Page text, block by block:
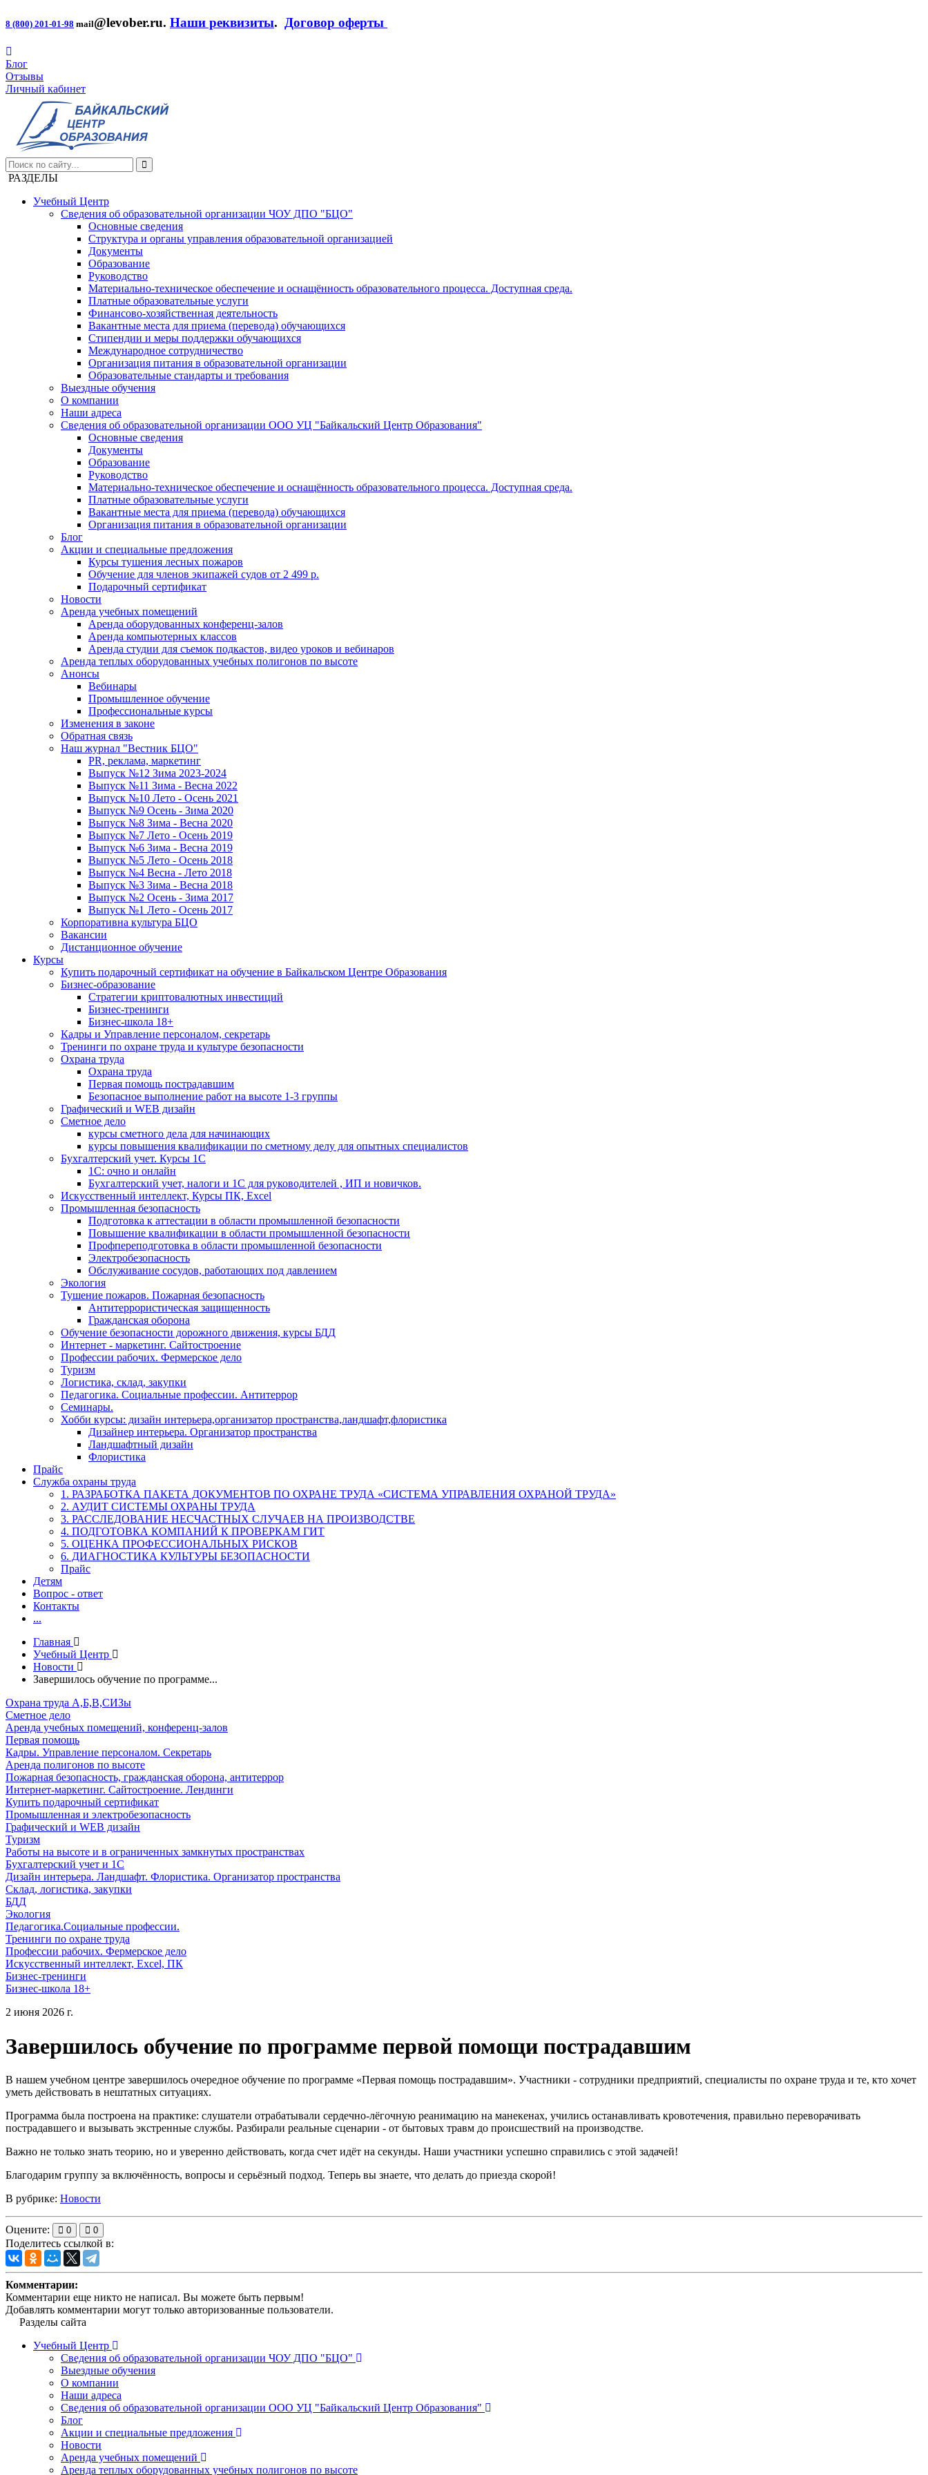
8 (800) 201-01-98 mail@levober.ru. Наши реквизиты. Договор оферты
Блог
Отзывы
Личный кабинет
РАЗДЕЛЫ
Учебный Центр
Сведения об образовательной организации ЧОУ ДПО "БЦО"
Основные сведения
Структура и органы управления образовательной организацией
Документы
Образование
Руководство
Материально-техническое обеспечение и оснащённость образовательного процесса. Доступная среда.
Платные образовательные услуги
Финансово-хозяйственная деятельность
Вакантные места для приема (перевода) обучающихся
Стипендии и меры поддержки обучающихся
Международное сотрудничество
Организация питания в образовательной организации
Образовательные стандарты и требования
Выездные обучения
О компании
Наши адреса
Сведения об образовательной организации ООО УЦ "Байкальский Центр Образования"
Основные сведения
Документы
Образование
Руководство
Материально-техническое обеспечение и оснащённость образовательного процесса. Доступная среда.
Платные образовательные услуги
Вакантные места для приема (перевода) обучающихся
Организация питания в образовательной организации
Блог
Акции и специальные предложения
Курсы тушения лесных пожаров
Обучение для членов экипажей судов от 2 499 р.
Подарочный сертификат
Новости
Аренда учебных помещений
Аренда оборудованных конференц-залов
Аренда компьютерных классов
Аренда студии для съемок подкастов, видео уроков и вебинаров
Аренда теплых оборудованных учебных полигонов по высоте
Анонсы
Вебинары
Промышленное обучение
Профессиональные курсы
Изменения в законе
Обратная связь
Наш журнал "Вестник БЦО"
PR, реклама, маркетинг
Выпуск №12 Зима 2023-2024
Выпуск №11 Зима - Весна 2022
Выпуск №10 Лето - Осень 2021
Выпуск №9 Осень - Зима 2020
Выпуск №8 Зима - Весна 2020
Выпуск №7 Лето - Осень 2019
Выпуск №6 Зима - Весна 2019
Выпуск №5 Лето - Осень 2018
Выпуск №4 Весна - Лето 2018
Выпуск №3 Зима - Весна 2018
Выпуск №2 Осень - Зима 2017
Выпуск №1 Лето - Осень 2017
Корпоративна культура БЦО
Вакансии
Дистанционное обучение
Курсы
Купить подарочный сертификат на обучение в Байкальском Центре Образования
Бизнес-образование
Стратегии криптовалютных инвестиций
Бизнес-тренинги
Бизнес-школа 18+
Кадры и Управление персоналом, секретарь
Тренинги по охране труда и культуре безопасности
Охрана труда
Охрана труда
Первая помощь пострадавшим
Безопасное выполнение работ на высоте 1-3 группы
Графический и WEB дизайн
Сметное дело
курсы сметного дела для начинающих
курсы повышения квалификации по сметному делу для опытных специалистов
Бухгалтерский учет. Курсы 1С
1С: очно и онлайн
Бухгалтерский учет, налоги и 1С для руководителей , ИП и новичков.
Искусственный интеллект, Курсы ПК, Excel
Промышленная безопасность
Подготовка к аттестации в области промышленной безопасности
Повышение квалификации в области промышленной безопасности
Профпереподготовка в области промышленной безопасности
Электробезопасность
Обслуживание сосудов, работающих под давлением
Экология
Тушение пожаров. Пожарная безопасность
Антитеррористическая защищенность
Гражданская оборона
Обучение безопасности дорожного движения, курсы БДД
Интернет - маркетинг. Сайтостроение
Профессии рабочих. Фермерское дело
Туризм
Логистика, склад, закупки
Педагогика. Социальные профессии. Антитеррор
Семинары.
Хобби курсы: дизайн интерьера,организатор пространства,ландшафт,флористика
Дизайнер интерьера. Организатор пространства
Ландшафтный дизайн
Флористика
Прайс
Служба охраны труда
1. РАЗРАБОТКА ПАКЕТА ДОКУМЕНТОВ ПО ОХРАНЕ ТРУДА «СИСТЕМА УПРАВЛЕНИЯ ОХРАНОЙ ТРУДА»
2. АУДИТ СИСТЕМЫ ОХРАНЫ ТРУДА
3. РАССЛЕДОВАНИЕ НЕСЧАСТНЫХ СЛУЧАЕВ НА ПРОИЗВОДСТВЕ
4. ПОДГОТОВКА КОМПАНИЙ К ПРОВЕРКАМ ГИТ
5. ОЦЕНКА ПРОФЕССИОНАЛЬНЫХ РИСКОВ
6. ДИАГНОСТИКА КУЛЬТУРЫ БЕЗОПАСНОСТИ
Прайс
Детям
Вопрос - ответ
Контакты
...
Главная
Учебный Центр
Новости
Завершилось обучение по программе...
Охрана труда А,Б,В,СИЗы
Сметное дело
Аренда учебных помещений, конференц-залов
Первая помощь
Кадры. Управление персоналом. Секретарь
Аренда полигонов по высоте
Пожарная безопасность, гражданская оборона, антитеррор
Интернет-маркетинг. Сайтостроение. Лендинги
Купить подарочный сертификат
Промышленная и электробезопасность
Графический и WEB дизайн
Туризм
Работы на высоте и в ограниченных замкнутых пространствах
Бухгалтерский учет и 1С
Дизайн интерьера. Ландшафт. Флористика. Организатор пространства
Склад, логистика, закупки
БДД
Экология
Педагогика.Социальные профессии.
Тренинги по охране труда
Профессии рабочих. Фермерское дело
Искусственный интеллект, Excel, ПК
Бизнес-тренинги
Бизнес-школа 18+
2 июня 2026 г.
Завершилось обучение по программе первой помощи пострадавшим
В нашем учебном центре завершилось очередное обучение по программе «Первая помощь пострадавшим». Участники - сотрудники предприятий, специалисты по охране труда и те, кто хочет
уметь действовать в нештатных ситуациях.
Программа была построена на практике: слушатели отрабатывали сердечно-лёгочную реанимацию на манекенах, учились останавливать кровотечения, правильно переворачивать
пострадавшего и вызывать экстренные службы. Разбирали реальные сценарии - от бытовых травм до происшествий на производстве.
Важно не только знать теорию, но и уверенно действовать, когда счет идёт на секунды. Наши участники успешно справились с этой задачей!
Благодарим группу за включённость, вопросы и серьёзный подход. Теперь вы знаете, что делать до приезда скорой!
В рубрике: Новости
Оцените: 0 0
Поделитесь ссылкой в:
Комментарии:
Комментарии еще никто не написал. Вы можете быть первым!
Добавлять комментарии могут только авторизованные пользователи.
Разделы сайта
Учебный Центр
Сведения об образовательной организации ЧОУ ДПО "БЦО"
Выездные обучения
О компании
Наши адреса
Сведения об образовательной организации ООО УЦ "Байкальский Центр Образования"
Блог
Акции и специальные предложения
Новости
Аренда учебных помещений
Аренда теплых оборудованных учебных полигонов по высоте